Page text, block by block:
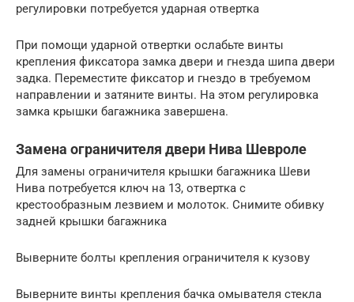
регулировки потребуется ударная отвертка
При помощи ударной отвертки ослабьте винты
крепления фиксатора замка двери и гнезда шипа двери
задка. Переместите фиксатор и гнездо в требуемом
направлении и затяните винты. На этом регулировка
замка крышки багажника завершена.
Замена ограничителя двери Нива Шевроле
Для замены ограничителя крышки багажника Шеви
Нива потребуется ключ на 13, отвертка с
крестообразным лезвием и молоток. Снимите обивку
задней крышки багажника
Выверните болты крепления ограничителя к кузову
Выверните винты крепления бачка омывателя стекла